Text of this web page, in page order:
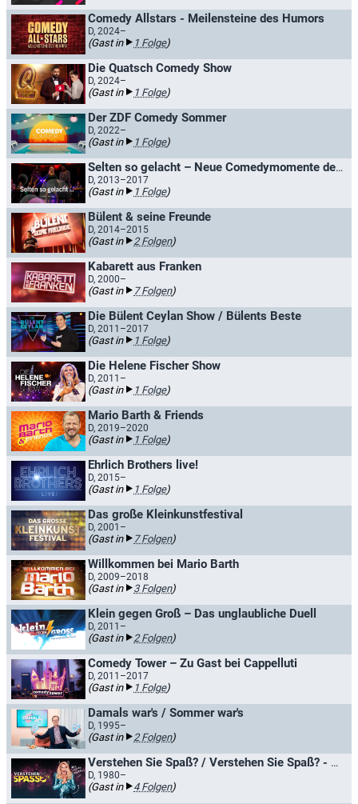
Comedy Allstars - Meilensteine des Humors
D, 2024–
(Gast in 1 Folge)
Die Quatsch Comedy Show
D, 2024–
(Gast in 1 Folge)
Der ZDF Comedy Sommer
D, 2022–
(Gast in 1 Folge)
Selten so gelacht – Neue Comedymomente der NDR Talkshows
D, 2013–2017
(Gast in 1 Folge)
Bülent & seine Freunde
D, 2014–2015
(Gast in 2 Folgen)
Kabarett aus Franken
D, 2000–
(Gast in 7 Folgen)
Die Bülent Ceylan Show / Bülents Beste
D, 2011–2017
(Gast in 1 Folge)
Die Helene Fischer Show
D, 2011–
(Gast in 1 Folge)
Mario Barth & Friends
D, 2019–2020
(Gast in 1 Folge)
Ehrlich Brothers live!
D, 2015–
(Gast in 1 Folge)
Das große Kleinkunstfestival
D, 2001–
(Gast in 7 Folgen)
Willkommen bei Mario Barth
D, 2009–2018
(Gast in 3 Folgen)
Klein gegen Groß – Das unglaubliche Duell
D, 2011–
(Gast in 2 Folgen)
Comedy Tower – Zu Gast bei Cappelluti
D, 2011–2017
(Gast in 1 Folge)
Damals war's / Sommer war's
D, 1995–
(Gast in 2 Folgen)
Verstehen Sie Spaß? / Verstehen Sie Spaß? - Die Hallervorden-Show
D, 1980–
(Gast in 4 Folgen)